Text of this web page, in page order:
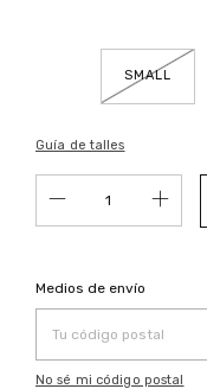
SMALL
Guía de talles
Medios de envío
No sé mi código postal